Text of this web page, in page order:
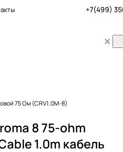
+7(499)
75 Ом (CRV1.0M-8)
8 75-ohm
1.0m кабель